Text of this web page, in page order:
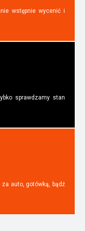
wstępnie wycenić i
sprawdzamy stan
za auto, gotówką, bądź